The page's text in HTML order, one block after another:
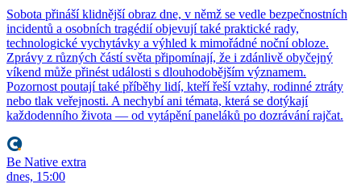
Sobota přináší klidnější obraz dne, v němž se vedle bezpečnostních
incidentů a osobních tragédií objevují také praktické rady,
technologické vychytávky a výhled k mimořádné noční obloze.
Zprávy z různých částí světa připomínají, že i zdánlivě obyčejný
víkend může přinést události s dlouhodobějším významem.
Pozornost poutají také příběhy lidí, kteří řeší vztahy, rodinné ztráty
nebo tlak veřejnosti. A nechybí ani témata, která se dotýkají
každodenního života — od vytápění paneláků po dozrávání rajčat.
Be Native extra
dnes, 15:00